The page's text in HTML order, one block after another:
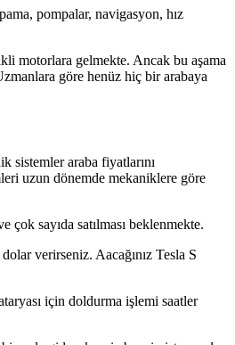
pompalar, navigasyon, hız
motorlara gelmekte. Ancak bu aşama
göre henüz hiç bir arabaya
sistemler araba fiyatlarını
uzun dönemde mekaniklere göre
sayıda satılması beklenmekte.
verirseniz. Aacağınız Tesla S
için doldurma işlemi saatler